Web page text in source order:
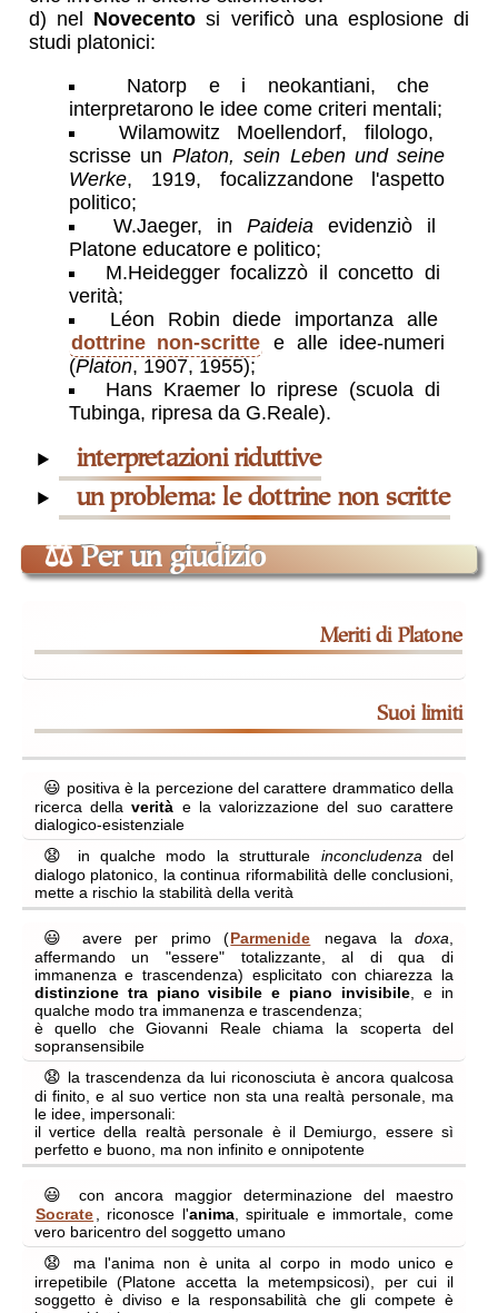
d) nel Novecento si verificò una esplosione di
studi platonici:
Natorp e i neokantiani, che
interpretarono le idee come criteri mentali;
Wilamowitz Moellendorf, filologo,
scrisse un Platon, sein Leben und seine
Werke, 1919, focalizzandone l'aspetto
politico;
W.Jaeger, in Paideia evidenziò il
Platone educatore e politico;
M.Heidegger focalizzò il concetto di
verità;
Léon Robin diede importanza alle
dottrine non-scritte e alle idee-numeri
(Platon, 1907, 1955);
Hans Kraemer lo riprese (scuola di
Tubinga, ripresa da G.Reale).
interpretazioni riduttive
un problema: le dottrine non scritte
⚖ Per un giudizio
meriti di Platone
suoi limiti
😃 positiva è la percezione del carattere drammatico della
ricerca dellaverità e la valorizzazione del suo carattere
dialogico-esistenziale
😧 in qualche modo la strutturale inconcludenza del
dialogo platonico, la continua riformabilità delle conclusioni,
mette a rischio la stabilità della verità
😃 avere per primo (Parmenide negava ladoxa
affermando un "essere" totalizzante, al di qua di
immanenza e trascendenza) esplicitato con chiarezza la
distinzione tra piano visibile e piano invisibile , e in
qualche modo tra immanenza e trascendenza;
è quello che Giovanni Reale chiama la scoperta del
sopransensibile
😧 la trascendenza da lui riconosciuta è ancora qualcosa
di finito, e al suo vertice non sta una realtà personale, ma
le idee, impersonali:
il vertice della realtà personale è il Demiurgo, essere sì
perfetto e buono, ma non infinito e onnipotente
😃
con ancora maggior determinazione del maestro
Socrate , riconosce l'anima, spirituale e immortale, come
vero baricentro del soggetto umano
😧
ma l'anima non è unita al corpo in modo unico e
irrepetibile (Platone accetta la metempsicosi), per cui il
soggetto è diviso e la responsabilità che gli compete è